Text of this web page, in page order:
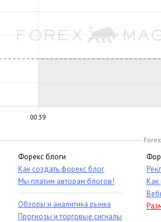
00:39
Форекс блоги
Как создать форекс блог
Мы платим авторам блогов!
Обзоры и аналитика рынка
Прогнозы и торговые сигналы
Как